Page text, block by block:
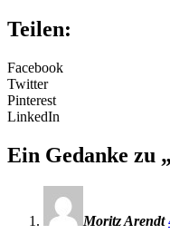
Teilen:
Facebook
Twitter
Pinterest
LinkedIn
Ein Gedanke zu „
Moritz Arendt